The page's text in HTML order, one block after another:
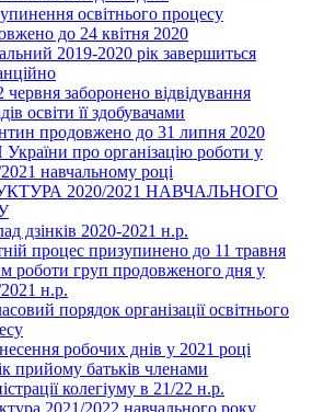
освітнього процесу
до 24 квітня 2020
2019-2020 рік завершиться
червня заборонено відвідування
освіти її здобувачами
продовжено до 31 липня 2020
про організацію роботи у
навчальному році
2020/2021 НАВЧАЛЬНОГО
дзінків 2020-2021 н.р.
процес призупинено до 11 травня
роботи груп продовженого дня у
н.р.
порядок організації освітнього
робочих днів у 2021 році
прийому батьків членами
колегіуму в 21/22 н.р.
2021/2022 навчального року